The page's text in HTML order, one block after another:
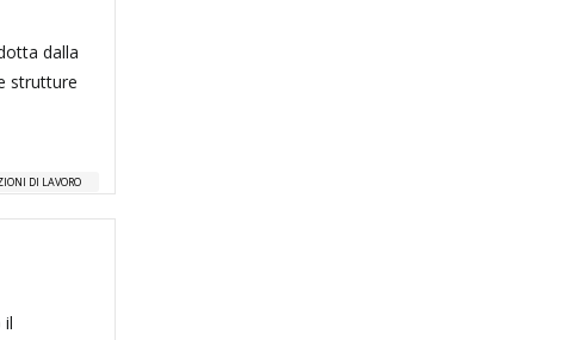
dalla
strutture
DI LAVORO
il